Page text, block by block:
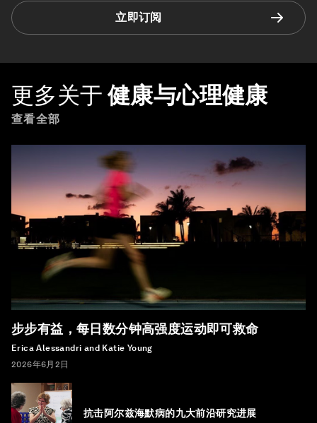
立即订阅
更多关于 健康与心理健康
查看全部
步步有益，每日数分钟高强度运动即可救命
Erica Alessandri and Katie Young
2026年6月2日
抗击阿尔兹海默病的九大前沿研究进展